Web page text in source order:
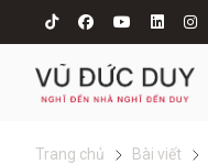
Trang chủ Bài viết